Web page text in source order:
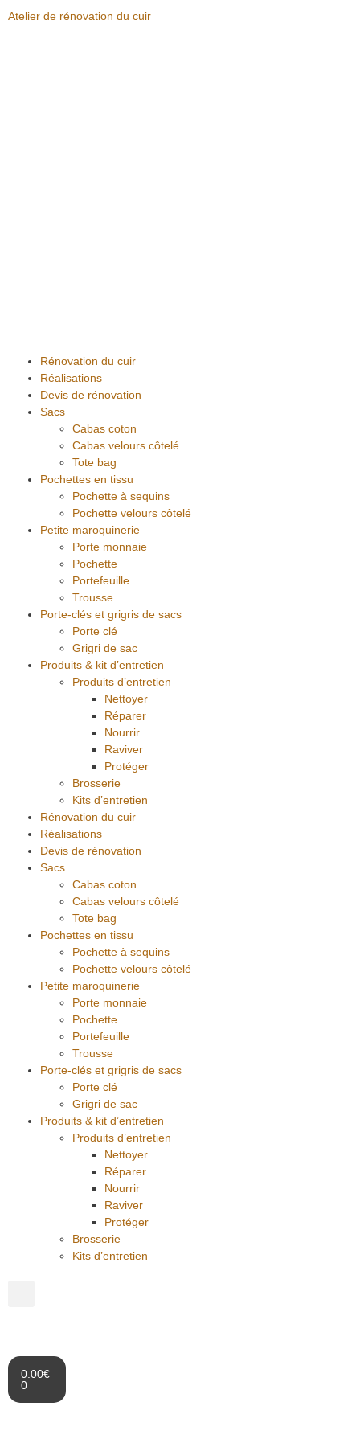
Atelier de rénovation du cuir
Rénovation du cuir
Réalisations
Devis de rénovation
Sacs
Cabas coton
Cabas velours côtelé
Tote bag
Pochettes en tissu
Pochette à sequins
Pochette velours côtelé
Petite maroquinerie
Porte monnaie
Pochette
Portefeuille
Trousse
Porte-clés et grigris de sacs
Porte clé
Grigri de sac
Produits & kit d’entretien
Produits d’entretien
Nettoyer
Réparer
Nourrir
Raviver
Protéger
Brosserie
Kits d’entretien
Rénovation du cuir
Réalisations
Devis de rénovation
Sacs
Cabas coton
Cabas velours côtelé
Tote bag
Pochettes en tissu
Pochette à sequins
Pochette velours côtelé
Petite maroquinerie
Porte monnaie
Pochette
Portefeuille
Trousse
Porte-clés et grigris de sacs
Porte clé
Grigri de sac
Produits & kit d’entretien
Produits d’entretien
Nettoyer
Réparer
Nourrir
Raviver
Protéger
Brosserie
Kits d’entretien
0.00€
0